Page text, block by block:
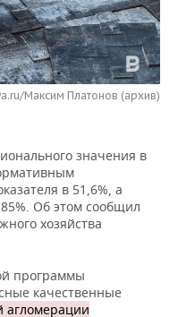
Максим Платонов (архив)
значения в
в 51,6%, а
Об этом сообщил
хозяйства
программы
качественные
агломерации